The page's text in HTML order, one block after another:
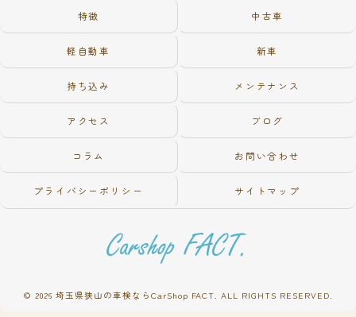
特徴 中古車
軽自動車 新車
持ち込み メンテナンス
アクセス ブログ
コラム お問い合わせ
プライバシーポリシー サイトマップ
© 2026 埼玉県狭山の車検ならCarShop FACT. ALL RIGHTS RESERVED.